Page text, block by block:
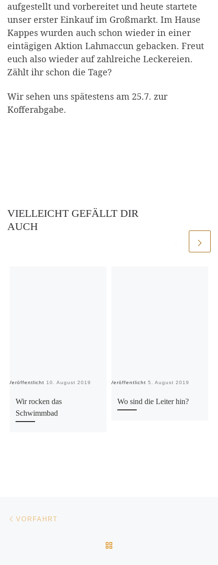
aufgestellt und vorbereitet und heute startete
unser erster Einkauf im Großmarkt. Im Hause
Kappes wurden auch schon wieder in einer
eintägigen Aktion Lahmaccun gebacken. Freut
euch also wieder auf zahlreiche Leckereien.
Zählt ihr schon die Tage?
Wir sehen uns spätestens am 25.7. zur
Kofferabgabe.
VIELLEICHT GEFÄLLT DIR
AUCH
Veröffentlicht 10. August 2019
Wir rocken das
Schwimmbad
Veröffentlicht 5. August 2019
Wo sind die Leiter hin?
Beitragsnavigation
VORFAHRT